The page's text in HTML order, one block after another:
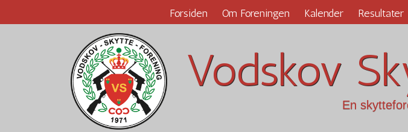
Forsiden Om Foreningen Kalender Resultater
Vodskov
En